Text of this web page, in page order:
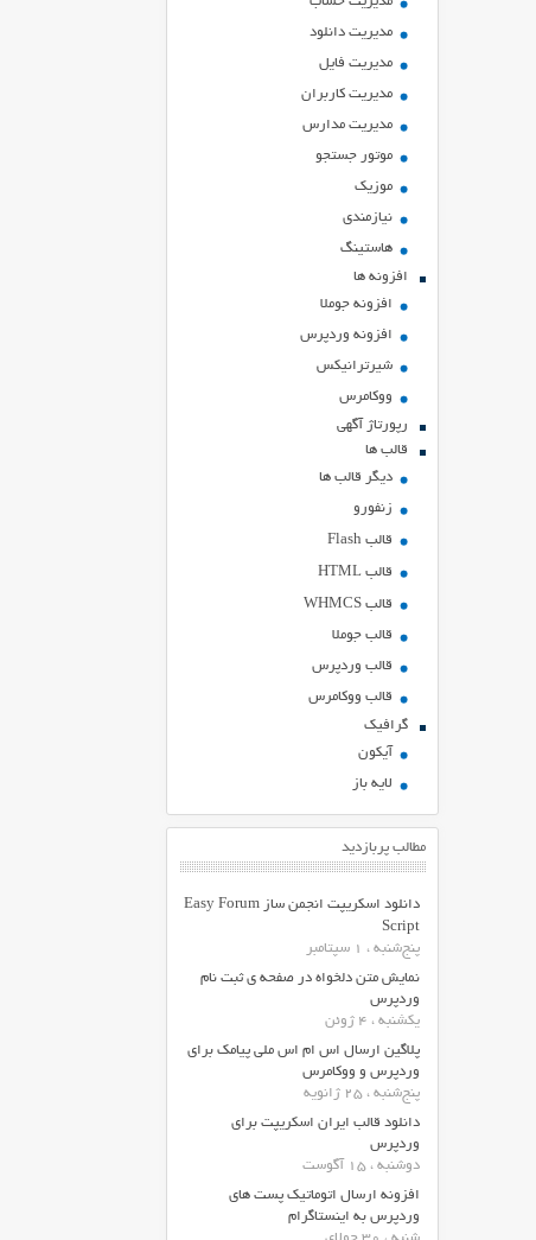
مدیریت دانلود
مدیریت فایل
مدیریت کاربران
مدیریت مدارس
موتور جستجو
موزیک
نیازمندی
هاستينگ
افزونه ها
افزونه جوملا
افزونه وردپرس
شیرترانیکس
ووکامرس
رپورتاژ آگهی
قالب ها
دیگر قالب ها
زنفورو
قالب Flash
قالب HTML
قالب WHMCS
قالب جوملا
قالب وردپرس
قالب ووکامرس
گرافیک
آیکون
لایه باز
مطالب پربازدید
دانلود اسکریپت انجمن ساز Easy Forum
Script
پنج‌شنبه ، 1 سپتامبر
نمایش متن دلخواه در صفحه ی ثبت نام
وردپرس
یکشنبه ، 4 ژوئن
پلاگین ارسال اس ام اس ملی پیامک برای
وردپرس و ووکامرس
پنج‌شنبه ، 25 ژانویه
دانلود قالب ایران اسکریپت برای
وردپرس
دوشنبه ، 15 آگوست
افزونه ارسال اتوماتیک پست های
وردپرس به اینستاگرام